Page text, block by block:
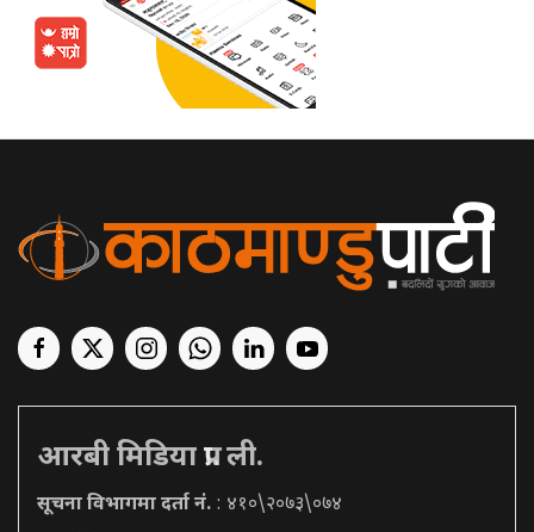
आरबी मिडिया प्रा. ली.
सूचना विभागमा दर्ता नं. : ४१०\२०७३\०७४